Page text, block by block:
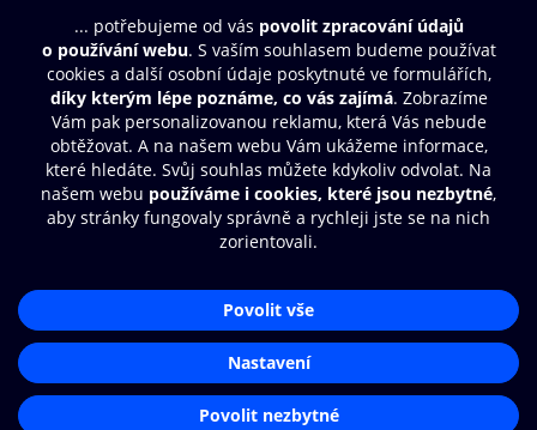
Obsah ke stažení
Moje O2 Knihovna
Další zábava
© O2 Czech Republic a.s.
Přístupnost
Zásady zpracování osobních údajů
Nastavení cookies
Aplikace O2 Knihovna
Čti a poslouchej své e-knihy a
audioknihy rychleji a pohodlněji.